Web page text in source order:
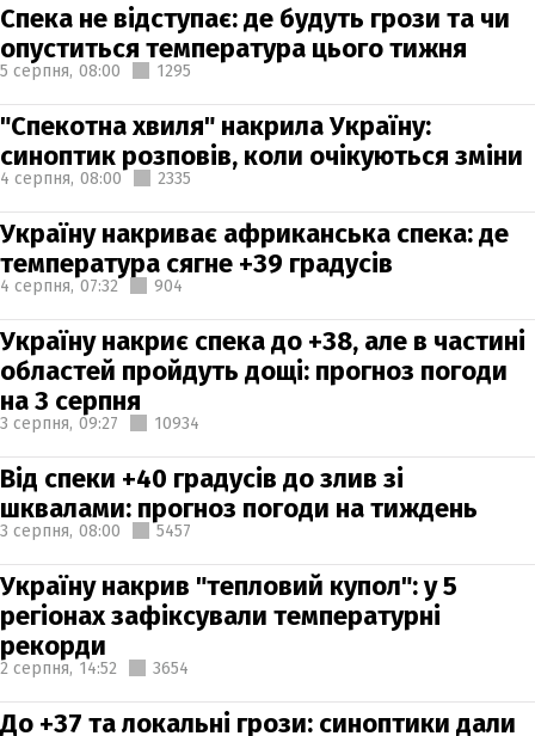
Спека не відступає: де будуть грози та чи
опуститься температура цього тижня
5 серпня, 08:00 1295
"Спекотна хвиля" накрила Україну:
синоптик розповів, коли очікуються зміни
4 серпня, 08:00 2335
Україну накриває африканська спека: де
температура сягне +39 градусів
4 серпня, 07:32 904
Україну накриє спека до +38, але в частині
областей пройдуть дощі: прогноз погоди
на 3 серпня
3 серпня, 09:27 10934
Від спеки +40 градусів до злив зі
шквалами: прогноз погоди на тиждень
3 серпня, 08:00 5457
Україну накрив "тепловий купол": у 5
регіонах зафіксували температурні
рекорди
2 серпня, 14:52 3654
До +37 та локальні грози: синоптики дали